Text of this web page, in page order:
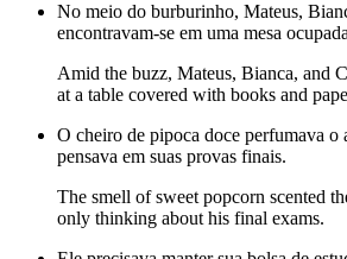
No meio do burburinho, Mateus,
encontravam-se em uma mesa
Amid the buzz, Mateus, Bianca, and
at a table covered with books and
O cheiro de pipoca doce perfumava o
pensava em suas provas finais.
The smell of sweet popcorn scented
only thinking about his final exams.